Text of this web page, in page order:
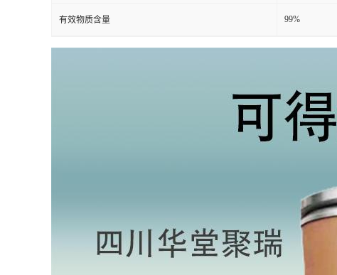
有效物质含量 99%